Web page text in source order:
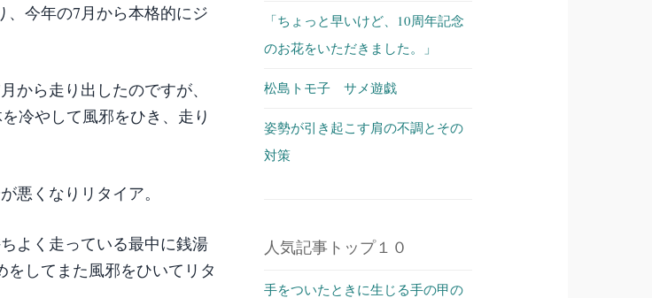
今年の7月から本格的にジ
から走り出したのですが、
冷やして風邪をひき、走り
悪くなりリタイア。
よく走っている最中に銭湯
してまた風邪をひいてリタ
「ちょっと早いけど、10周年記念
のお花をいただきました。」
松島トモ子 サメ遊戯
姿勢が引き起こす肩の不調とその
対策
人気記事トップ１０
手をついたときに生じる手の甲の